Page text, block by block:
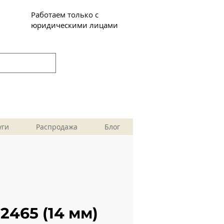
Работаем только с
юридическими лицами
Распродажа Блог
(14 мм)